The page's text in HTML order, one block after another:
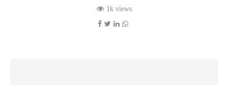
1k views